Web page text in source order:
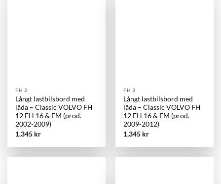
FH 2
Långt lastbilsbord med
låda – Classic VOLVO FH
12 FH 16 & FM (prod.
2002-2009)
1,345 kr
FH 3
Långt lastbilsbord med
låda – Classic VOLVO FH
12 FH 16 & FM (prod.
2009-2012)
1,345 kr